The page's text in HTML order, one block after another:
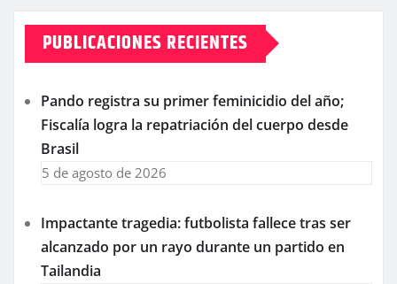
PUBLICACIONES RECIENTES
Pando registra su primer feminicidio del año;
Fiscalía logra la repatriación del cuerpo desde
Brasil
5 de agosto de 2026
Impactante tragedia: futbolista fallece tras ser
alcanzado por un rayo durante un partido en
Tailandia